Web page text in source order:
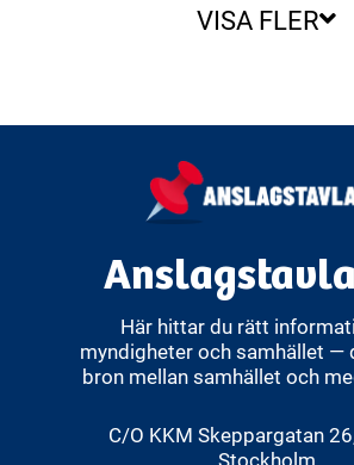
VISA FLER
Här hittar du rätt
myndigheter och samhället —
bron mellan samhället och
C/O KKM Skeppargatan
Stockholm